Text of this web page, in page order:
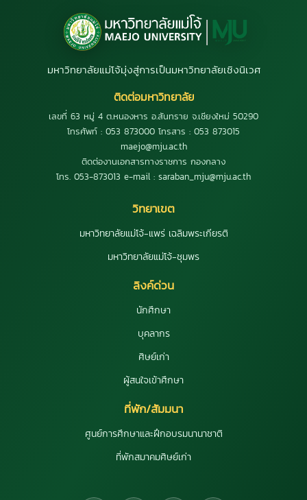
มหาวิทยาลัยแม่โจ้มุ่งสู่การเป็นมหาวิทยาลัยเชิงนิเวศ
ติดต่อมหาวิทยาลัย
เลขที่ 63 หมู่ 4 ต.หนองหาร อ.สันทราย จ.เชียงใหม่ 50290
โทรศัพท์ : 053 873000 โทรสาร : 053 873015
maejo@mju.ac.th
ติดต่องานเอกสารทางราชการ กองกลาง
โทร. 053-873013 e-mail : saraban_mju@mju.ac.th
วิทยาเขต
มหาวิทยาลัยแม่โจ้-แพร่ เฉลิมพระเกียรติ
มหาวิทยาลัยแม่โจ้-ชุมพร
ลิงค์ด่วน
นักศึกษา
บุคลากร
ศิษย์เก่า
ผู้สนใจเข้าศึกษา
ที่พัก/สัมมนา
ศูนย์การศึกษาและฝึกอบรมนานาชาติ
ที่พักสมาคมศิษย์เก่า